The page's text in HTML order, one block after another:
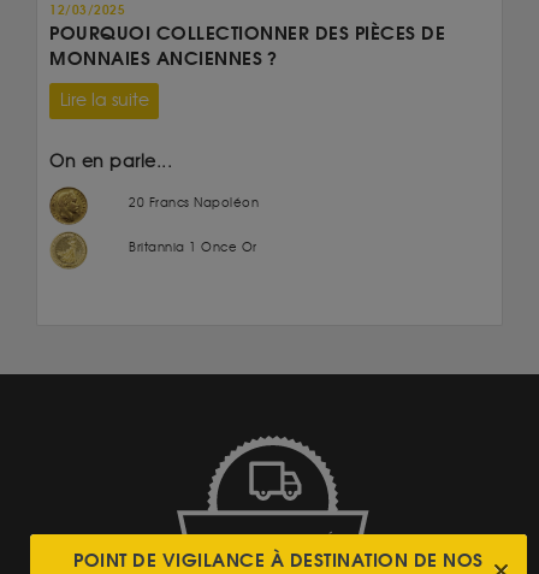
12/03/2025
POURQUOI COLLECTIONNER DES PIÈCES DE
MONNAIES ANCIENNES ?
Lire la suite
On en parle...
20 Francs Napoléon
Britannia 1 Once Or
POINT DE VIGILANCE À DESTINATION DE NOS